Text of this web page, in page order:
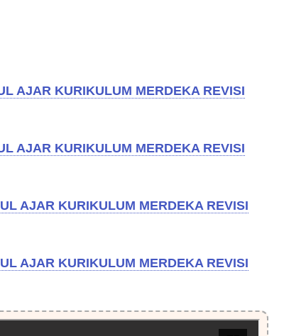
AJAR KURIKULUM MERDEKA REVISI
AJAR KURIKULUM MERDEKA REVISI
AJAR KURIKULUM MERDEKA REVISI
AJAR KURIKULUM MERDEKA REVISI